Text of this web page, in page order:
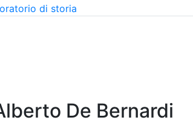
De Bernardi